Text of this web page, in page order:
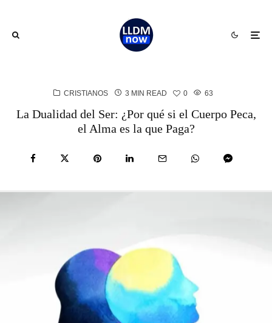
CRISTIANOS 3 MIN READ 0 63
La Dualidad del Ser: ¿Por qué si el Cuerpo Peca,
el Alma es la que Paga?